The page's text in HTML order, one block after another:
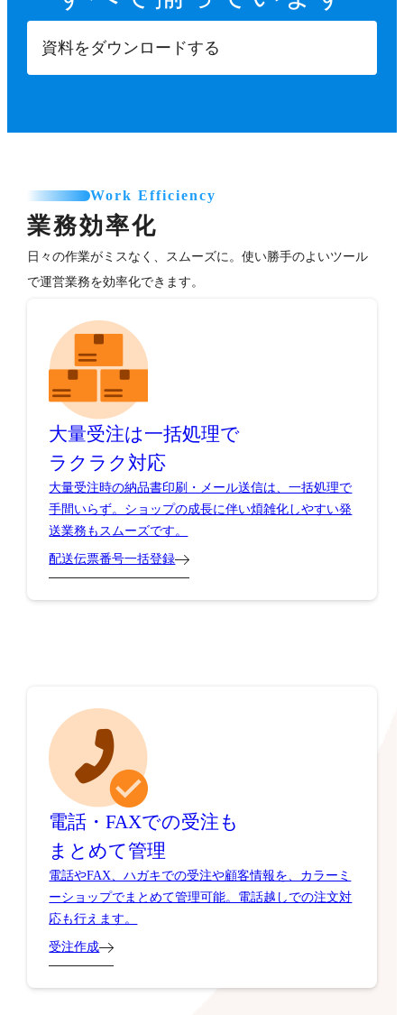
資料をダウンロードする
Work Efficiency
業務効率化
日々の作業がミスなく、スムーズに。使い勝手のよいツール
で運営業務を効率化できます。
大量受注は一括処理で
ラクラク対応
大量受注時の納品書印刷・メール送信は、一括処理で
手間いらず。ショップの成長に伴い煩雑化しやすい発
送業務もスムーズです。
配送伝票番号一括登録
電話・FAXでの受注も
まとめて管理
電話やFAX、ハガキでの受注や顧客情報を、カラーミ
ーショップでまとめて管理可能。電話越しでの注文対
応も行えます。
受注作成